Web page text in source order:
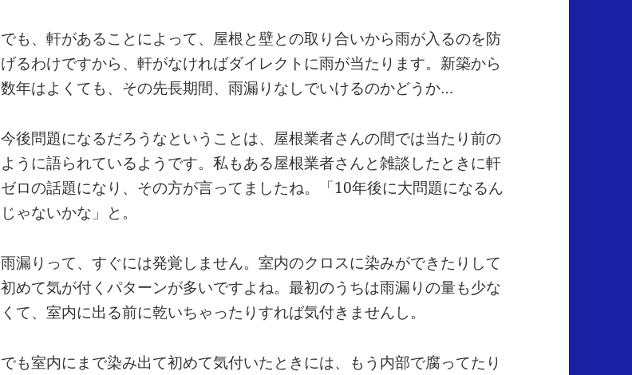
でも、軒があることによって、屋根と壁との取り合いから雨が入るのを防
げるわけですから、軒がなければダイレクトに雨が当たります。新築から
数年はよくても、その先長期間、雨漏りなしでいけるのかどうか…
今後問題になるだろうなということは、屋根業者さんの間では当たり前の
ように語られているようです。私もある屋根業者さんと雑談したときに軒
ゼロの話題になり、その方が言ってましたね。「10年後に大問題になるん
じゃないかな」と。
雨漏りって、すぐには発覚しません。室内のクロスに染みができたりして
初めて気が付くパターンが多いですよね。最初のうちは雨漏りの量も少な
くて、室内に出る前に乾いちゃったりすれば気付きませんし。
でも室内にまで染み出て初めて気付いたときには、もう内部で腐ってたり